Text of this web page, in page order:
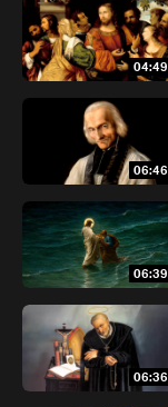
04:49
06:46
06:39
06:36